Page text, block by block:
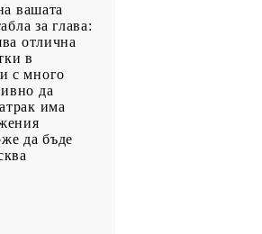
вашата
за глава:
отлична
в
с много
да
има
да бъде